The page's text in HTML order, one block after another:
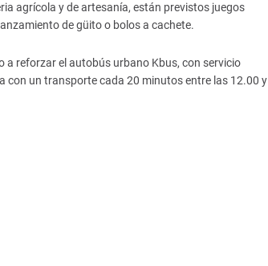
agrícola y de artesanía, están previstos juegos
de güito o bolos a cachete.
a reforzar el autobús urbano Kbus, con servicio
con un transporte cada 20 minutos entre las 12.00 y